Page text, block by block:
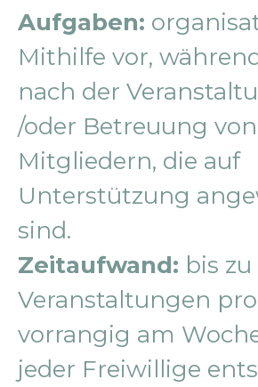
Aufgaben:
Mithilfe vor,
nach der
/oder Betreuung von
Mitgliedern, die auf
Unterstützung
sind.
Zeitaufwand: bis zu
Veranstaltungen
vorrangig am
jeder Freiwillige